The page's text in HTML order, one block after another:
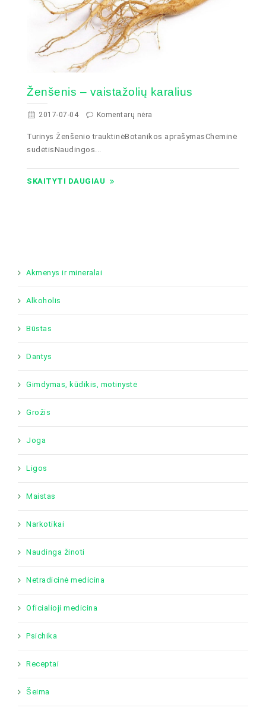
Ženšenis – vaistažolių karalius
2017-07-04 Komentarų nėra
Turinys Ženšenio trauktinėBotanikos aprašymasCheminė
sudėtisNaudingos...
SKAITYTI DAUGIAU
Akmenys ir mineralai
Alkoholis
Būstas
Dantys
Gimdymas, kūdikis, motinystė
Grožis
Joga
Ligos
Maistas
Narkotikai
Naudinga žinoti
Netradicinė medicina
Oficialioji medicina
Psichika
Receptai
Šeima